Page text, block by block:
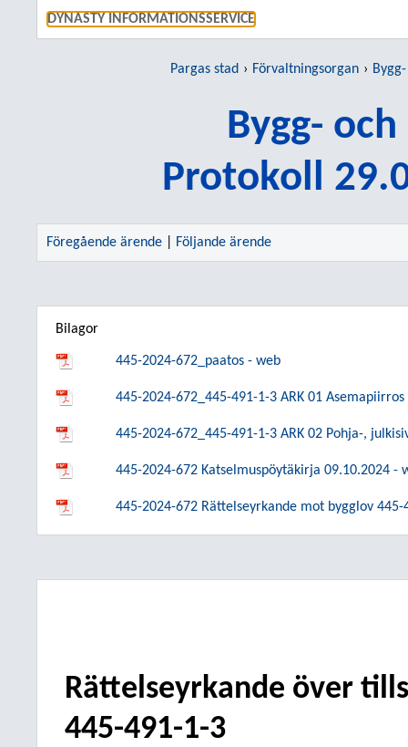
DYNASTY INFORMATIONSSERVICE
Pargas stad Förvaltningsorgan
Bygg-
Protokoll
Föregående ärende Följande ärende
Bilagor
445-2024-672_paatos - web
445-2024-672_445-491-1-3 ARK 01 Asemapiirros
445-2024-672_445-491-1-3 ARK 02 Pohja-,
445-2024-672 Katselmuspöytäkirja 09.10.2024 -
445-2024-672 Rättelseyrkande mot bygglov
Rättelseyrkande över
445-491-1-3